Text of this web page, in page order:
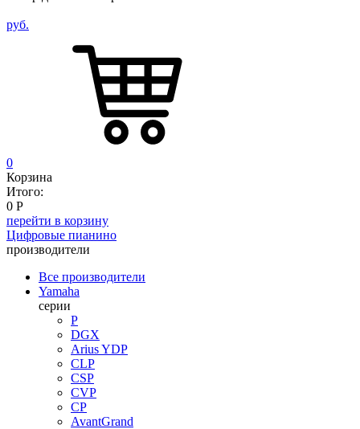
руб.
0
Корзина
Итого:
0 Р
перейти в корзину
Цифровые пианино
производители
Все производители
Yamaha
серии
P
DGX
Arius YDP
CLP
CSP
CVP
CP
AvantGrand